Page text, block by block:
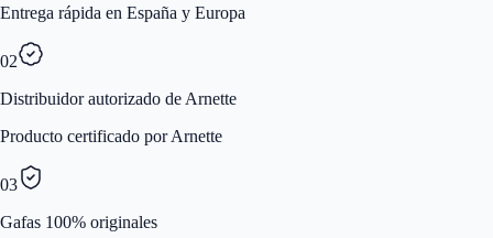
Entrega rápida en España y Europa
02
Distribuidor autorizado de Arnette
Producto certificado por Arnette
03
Gafas 100% originales